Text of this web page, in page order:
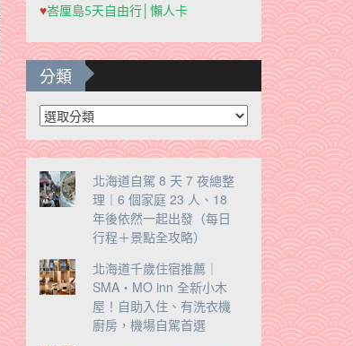
♥峇厘島5天自由行│懶人卡
分類
分
類
北海道自駕 8 天 7 夜總整
理｜6 個家庭 23 人、18
年後依然一起出發（每日
行程＋景點全攻略）
北海道千歲住宿推薦｜
SMA・MO inn 全新小木
屋！自助入住、有洗衣機
廚房，機場自駕首選